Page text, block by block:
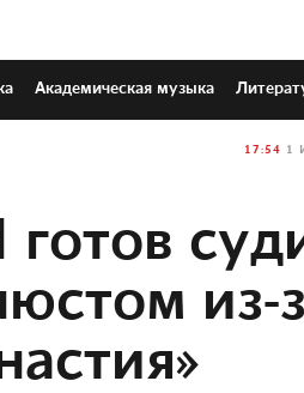
Академическая музыка
17:54 1
из-